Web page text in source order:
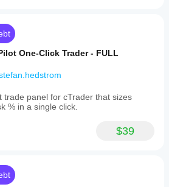
One-Click Trader - FULL
trade panel for cTrader that sizes
% in a single click.
$39